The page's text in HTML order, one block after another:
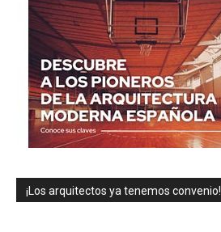
¡Los arquitectos ya tenemos convenio!